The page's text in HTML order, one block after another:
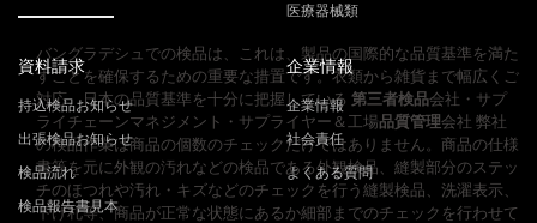
バングラデシュでの検品は、これは、製品の国際的な品質基準を満た
すことを確保するための重要な措置です。衣類から雑貨まで幅広くご
対応、日本の品質基準を十分に把握している 第三者検品会社・サプ
ライチェーンマネジメント・サプライヤー＆工場品質管理会社 弊社
の検品作業は商品の個数のチェックだけではありません。商品の仕様
書等を元に外観の汚れなどの検品である外観検品、縫製部分のステッ
チのほつれや汚れ・キズなどのチェックを行う縫製検品、洗濯表示、
下げ札等、商品が正常な状態にあるか細部までのチェックを行わせて
医療器械類
資料請求
持込検品お知らせ
出張検品お知らせ
検品流れ
検品報告書見本
企業情報
企業情報
社会責任
よくある質問